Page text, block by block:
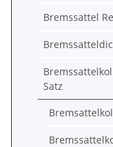
Bremssattel
Satz